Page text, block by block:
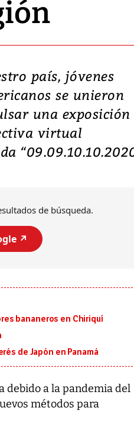
país, jóvenes
se unieron
una exposición
virtual
de búsqueda.
↗️
bananeros en Chiriquí
de Japón en Panamá
debido a la pandemia del
métodos para
Japón: Terremoto
deja heridos y graves
en Kumamoto
sur de Japón, provocando una